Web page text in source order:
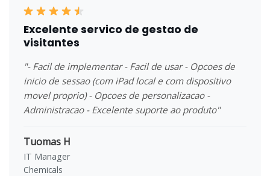
Excelente servico de gestao de
visitantes
"- Facil de implementar - Facil de usar - Opcoes de
inicio de sessao (com iPad local e com dispositivo
movel proprio) - Opcoes de personalizacao -
Administracao - Excelente suporte ao produto"
Tuomas H
IT Manager
Chemicals